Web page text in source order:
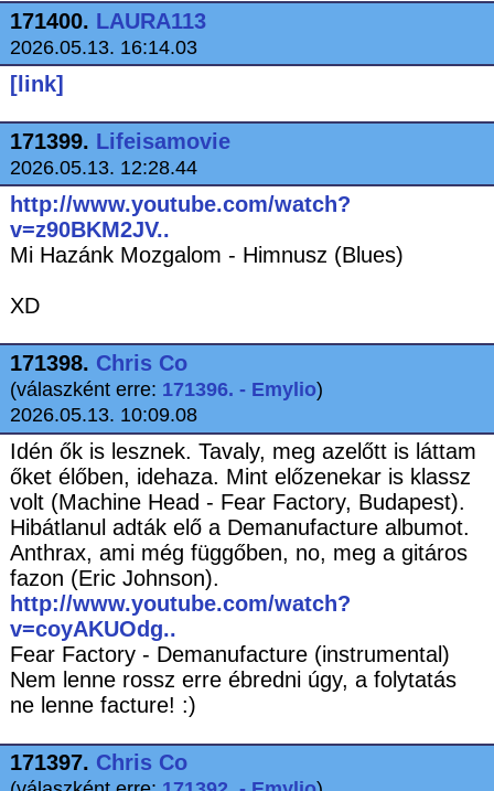
171400. LAURA113
2026.05.13. 16:14.03
[link]
171399. Lifeisamovie
2026.05.13. 12:28.44
http://www.youtube.com/watch?
v=z90BKM2JV..
Mi Hazánk Mozgalom - Himnusz (Blues)
XD
171398. Chris Co
(válaszként erre: 171396. - Emylio)
2026.05.13. 10:09.08
Idén ők is lesznek. Tavaly, meg azelőtt is láttam
őket élőben, idehaza. Mint előzenekar is klassz
volt (Machine Head - Fear Factory, Budapest).
Hibátlanul adták elő a Demanufacture albumot.
Anthrax, ami még függőben, no, meg a gitáros
fazon (Eric Johnson).
http://www.youtube.com/watch?
v=coyAKUOdg..
Fear Factory - Demanufacture (instrumental)
Nem lenne rossz erre ébredni úgy, a folytatás
ne lenne facture! :)
171397. Chris Co